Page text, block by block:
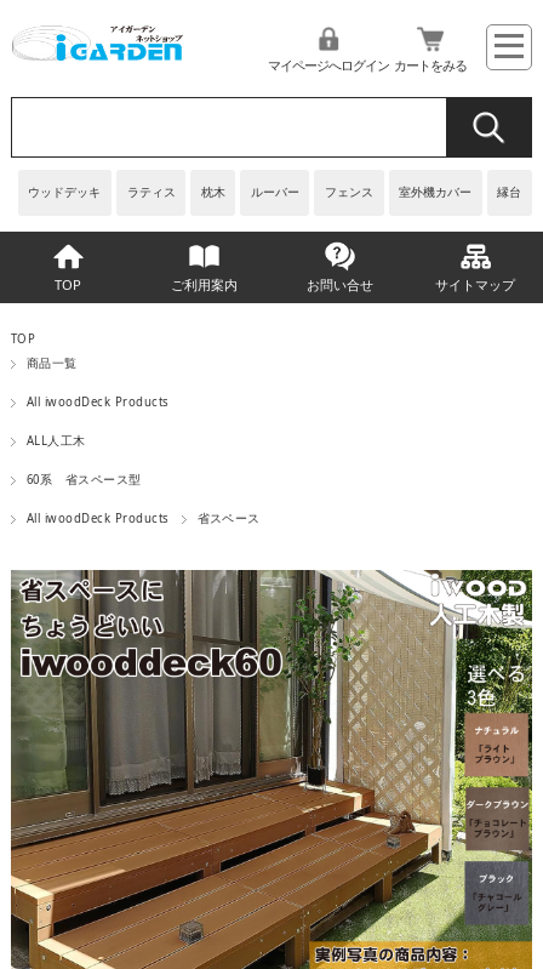
ウッドデッキ ラティス 枕木 ルーバー フェンス 室外機カバー 縁台
マイページへログイン カートをみる
TOP ご利用案内 お問い合せ サイトマップ
TOP
商品一覧
All iwoodDeck Products
ALL人工木
60系 省スペース型
All iwoodDeck Products 省スペース